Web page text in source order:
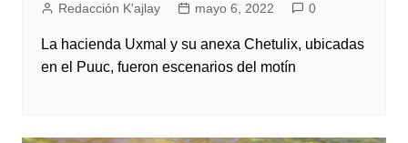
Redacción K'ajlay mayo 6, 2022 0
La hacienda Uxmal y su anexa Chetulix, ubicadas
en el Puuc, fueron escenarios del motín